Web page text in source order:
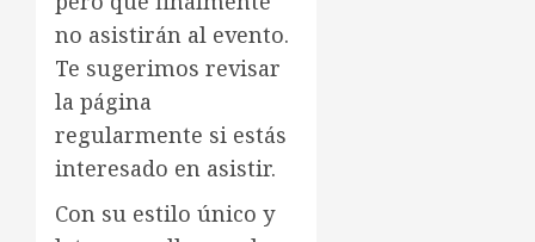
no asistirán al evento.
Te sugerimos revisar
la página
regularmente si estás
interesado en asistir.
Con su estilo único y